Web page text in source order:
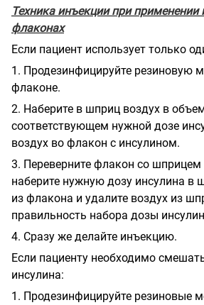
Техника инъекции при применении
флаконах
Если пациент использует только
1. Продезинфицируйте резиновую
флаконе.
2. Наберите в шприц воздух в
соответствующем нужной дозе
воздух во флакон с инсулином.
3. Переверните флакон со
наберите нужную дозу инсулина в
из флакона и удалите воздух из
правильность набора дозы
4. Сразу же делайте инъекцию.
Если пациенту необходимо
инсулина:
1. Продезинфицируйте резиновые